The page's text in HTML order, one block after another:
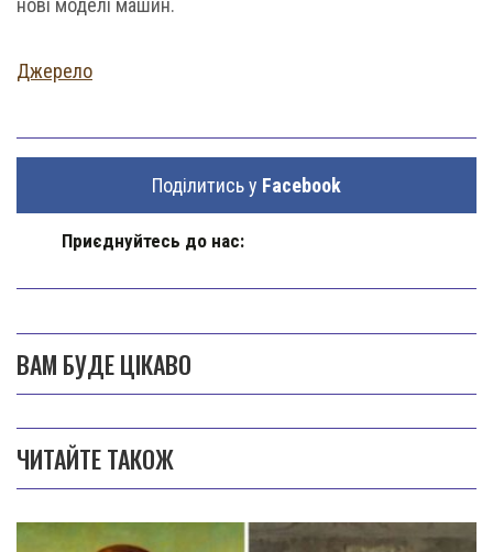
нові моделі машин.
Джерело
Поділитись у Facebook
Приєднуйтесь до нас:
ВАМ БУДЕ ЦІКАВО
ЧИТАЙТЕ ТАКОЖ